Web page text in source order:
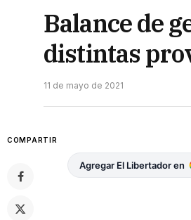
Balance de
distintas
11 de mayo de 2021
COMPARTIR
Agregar El Libertador en